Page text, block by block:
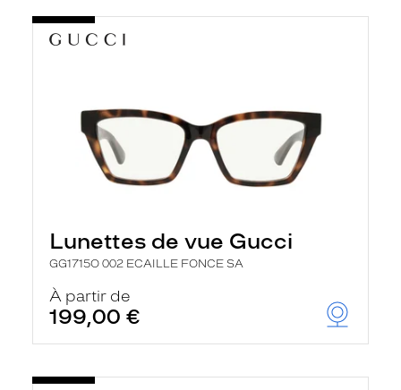
Lunettes de vue Gucci
GG1715O 002 ECAILLE FONCE SA
À partir de
199,00 €